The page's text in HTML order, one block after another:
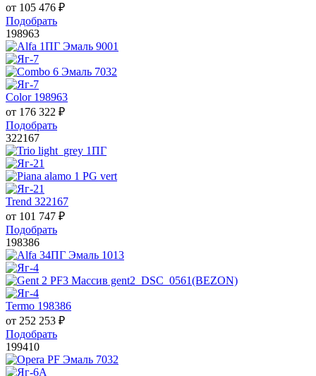
от 105 476 ₽
Подобрать
198963
Color 198963
от 176 322 ₽
Подобрать
322167
Trend 322167
от 101 747 ₽
Подобрать
198386
Termo 198386
от 252 253 ₽
Подобрать
199410